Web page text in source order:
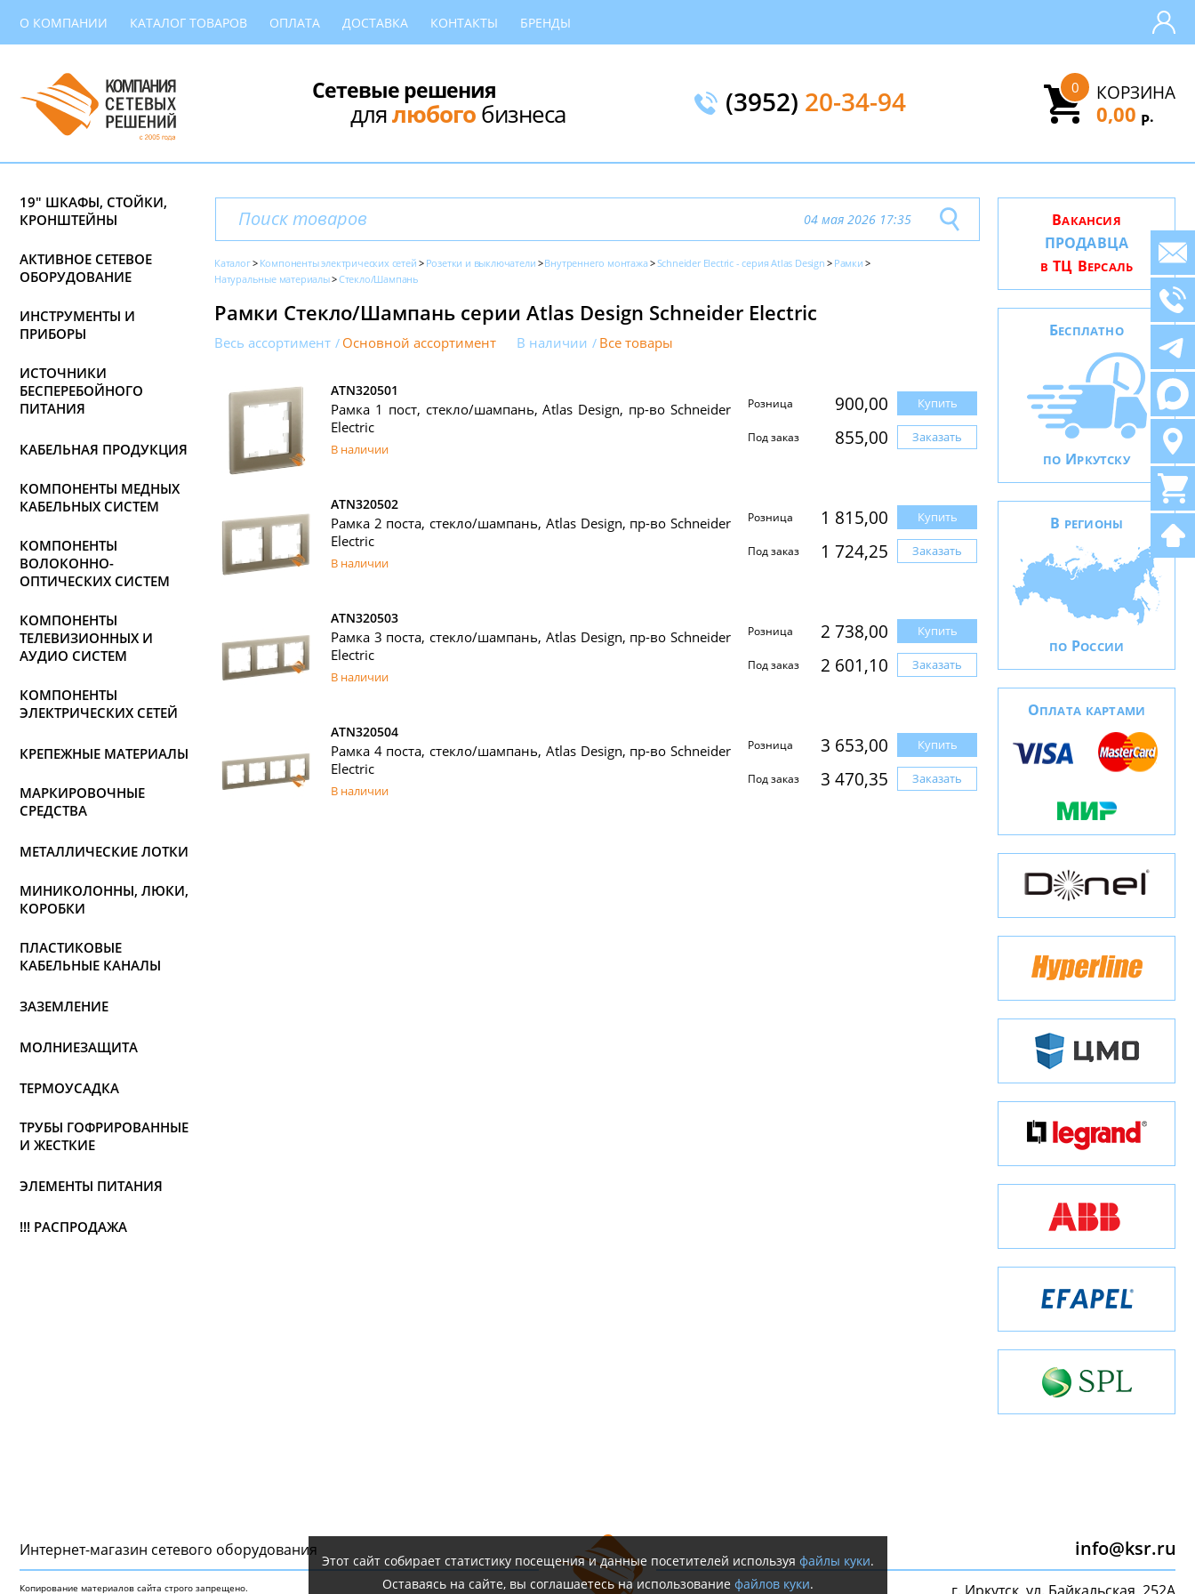
О КОМПАНИИ КАТАЛОГ ТОВАРОВ ОПЛАТА ДОСТАВКА КОНТАКТЫ БРЕНДЫ
Сетевые решения
длялюбогобизнеса (3952) 20-34-94 КОРЗИНА
0
0,00 Р.
19" ШКАФЫ, СТОЙКИ,
КРОНШТЕЙНЫ
АКТИВНОЕ СЕТЕВОЕ
ОБОРУДОВАНИЕ
ИНСТРУМЕНТЫ И
ПРИБОРЫ
ИСТОЧНИКИ
БЕСПЕРЕБОЙНОГО
ПИТАНИЯ
КАБЕЛЬНАЯ ПРОДУКЦИЯ
КОМПОНЕНТЫ МЕДНЫХ
КАБЕЛЬНЫХ СИСТЕМ
КОМПОНЕНТЫ
ВОЛОКОННО-
ОПТИЧЕСКИХ СИСТЕМ
КОМПОНЕНТЫ
ТЕЛЕВИЗИОННЫХ И
АУДИО СИСТЕМ
КОМПОНЕНТЫ
ЭЛЕКТРИЧЕСКИХ СЕТЕЙ
КРЕПЕЖНЫЕ МАТЕРИАЛЫ
МАРКИРОВОЧНЫЕ
СРЕДСТВА
МЕТАЛЛИЧЕСКИЕ ЛОТКИ
МИНИКОЛОННЫ, ЛЮКИ,
КОРОБКИ
ПЛАСТИКОВЫЕ
КАБЕЛЬНЫЕ КАНАЛЫ
ЗАЗЕМЛЕНИЕ
МОЛНИЕЗАЩИТА
ТЕРМОУСАДКА
ТРУБЫ ГОФРИРОВАННЫЕ
И ЖЕСТКИЕ
ЭЛЕМЕНТЫ ПИТАНИЯ
!!! РАСПРОДАЖА
04 мая 2026 17:35
Каталог Компоненты электрических сетей Розетки и выключатели Внутреннего монтажа Schneider Electric - серия Atlas Design
Рамки
Натуральные материалы
Стекло/Шампань
Рамки Стекло/Шампань серии Atlas Design Schneider Electric
Весь ассортимент Основной ассортимент В наличии Все товары
ATN320501
Рамка 1 пост, стекло/шампань, Atlas Design, пр-во Schneider
Electric
В наличии
Розница 900,00 Купить
Под заказ 855,00 Заказать
ATN320502
Рамка 2 поста, стекло/шампань, Atlas Design, пр-во Schneider
Electric
В наличии
Розница 1 815,00 Купить
Под заказ 1 724,25 Заказать
ATN320503
Рамка 3 поста, стекло/шампань, Atlas Design, пр-во Schneider
Electric
В наличии
Розница 2 738,00 Купить
Под заказ 2 601,10 Заказать
ATN320504
Рамка 4 поста, стекло/шампань, Atlas Design, пр-во Schneider
Electric
В наличии
Розница 3 653,00 Купить
Под заказ 3 470,35 Заказать
ВАКАНСИЯ
ПРОДАВЦА
В ТЦ ВЕРСАЛЬ
БЕСПЛАТНО
ПО ИРКУТСКУ
В РЕГИОНЫ
ПО РОССИИ
ОПЛАТА КАРТАМИ
Интернет-магазин сетeвого оборудования
Копирование материалов сайта строго запрещено.
info@ksr.ru
Этот сайт собирает статистику посещения и данные посетителей используя файлы куки.
Оставаясь на сайте, вы соглашаетесь на использование файлов куки.